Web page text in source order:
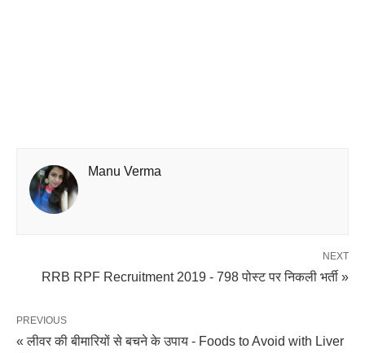
Manu Verma
NEXT
RRB RPF Recruitment 2019 - 798 पोस्ट पर निकली भर्ती »
PREVIOUS
« लीवर की बीमारियों से बचने के उपाय - Foods to Avoid with Liver